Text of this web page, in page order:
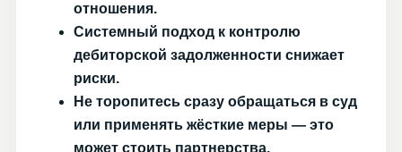
отношения.
Системный подход к контролю
дебиторской задолженности снижает
риски.
Не торопитесь сразу обращаться в суд
или применять жёсткие меры — это
может стоить партнерства.